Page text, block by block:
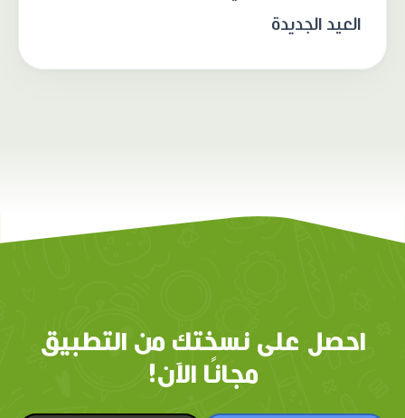
العيد الجديدة
احصل على نسختك من التطبيق
مجانًا الآن!